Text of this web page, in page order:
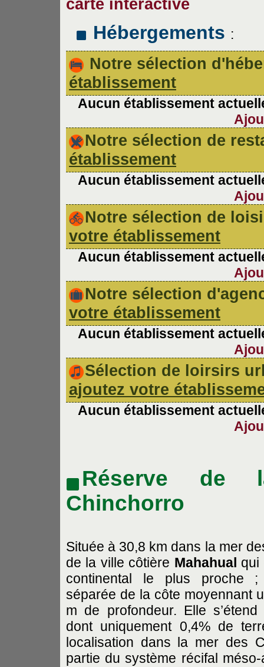
carte interactive
Hébergements :
Notre sélection
établissement
Aucun établissement
Notre sélection de
établissement
Aucun établissement
Notre sélection de
votre établissement
Aucun établissement
Notre sélection
votre établissement
Aucun établissement
Sélection de loirsirs
ajoutez votre
Aucun établissement
Réserve de
Chinchorro
Située à 30,8 km dans la mer
de la ville côtière Mahahual qui
continental le plus proche
séparée de la côte moyennant
m de profondeur. Elle
dont uniquement 0,4% de
localisation dans la mer des
partie du système récifal